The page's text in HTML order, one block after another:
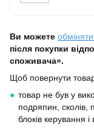
Ви можете
після покупки
споживача».
Щоб повернути
товар не був у
подряпин, сколів,
блоків керування і